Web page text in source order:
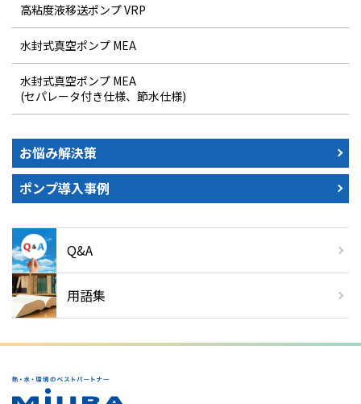
高粘度液移送ポンプ VRP
水封式真空ポンプ MEA
水封式真空ポンプ MEA
(セパレータ付き仕様、節水仕様)
お悩み解決策
ポンプ導入事例
Q&A
用語集